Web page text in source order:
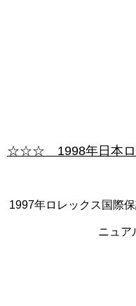
☆☆☆ 1998年日本ロ
1997年ロレックス国際
ニュア